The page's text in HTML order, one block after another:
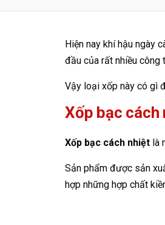
Hiện nay khí hậu ngày
đầu của rất nhiều công
Vậy loại xốp này có gì
Xốp bạc cách
Xốp bạc cách nhiệt là
Sản phẩm được sản
hợp những hợp chất